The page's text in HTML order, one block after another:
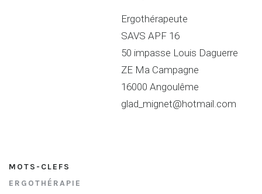
Ergothérapeute
SAVS APF 16
50 impasse Louis Daguerre
ZE Ma Campagne
16000 Angoulême
glad_mignet@hotmail.com
MOTS-CLEFS
ERGOTHÉRAPIE